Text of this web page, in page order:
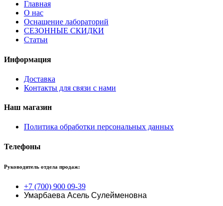
Главная
О нас
Оснащение лабораторий
СЕЗОННЫЕ СКИДКИ
Статьи
Информация
Доставка
Контакты для связи с нами
Наш магазин
Политика обработки персональных данных
Телефоны
Руководитель отдела продаж:
+7 (700) 900 09-39
Умарбаева Асель Сулейменовна